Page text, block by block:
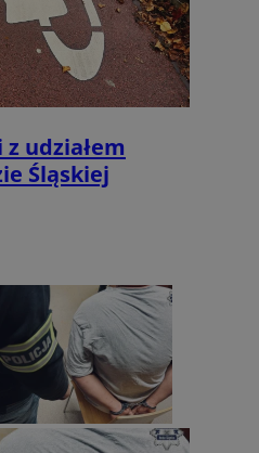
udziałem
Śląskiej